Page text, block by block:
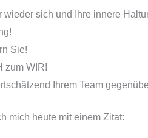
wieder sich und Ihre innere
Sie!
zum WIR!
Ihrem Team
mich heute mit einem Zitat: